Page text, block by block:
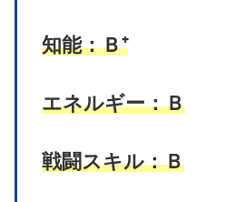
知能：Ｂ⁺
エネルギー：Ｂ
戦闘スキル：Ｂ